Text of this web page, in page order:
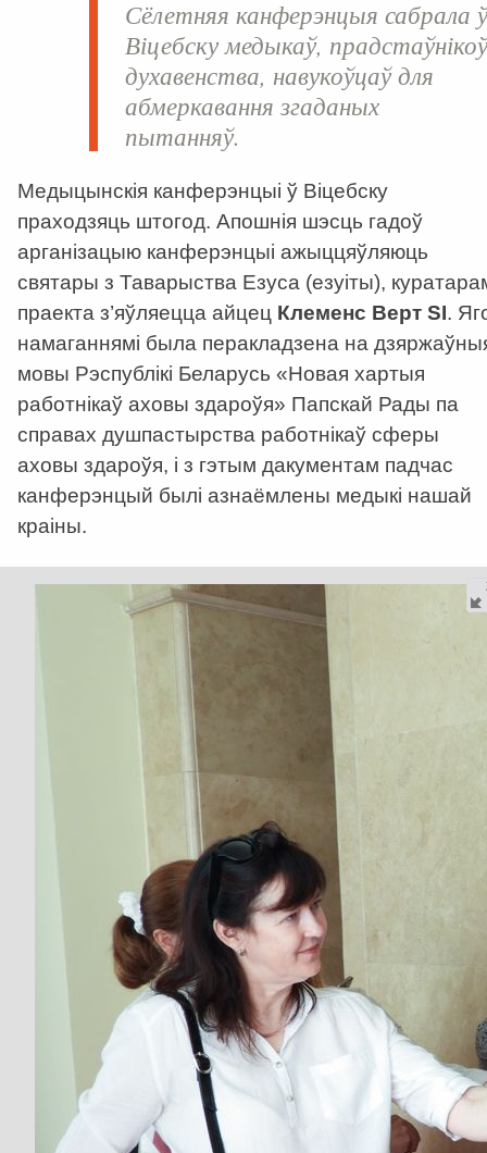
Сёлетняя канферэнцыя сабрала
Віцебску медыкаў,
духавенства, навукоўцаў для
абмеркавання згаданых
пытанняў.
Медыцынскія канферэнцыі ў Віцебску
праходзяць штогод. Апошнія шэсць гадоў
арганізацыю канферэнцыі ажыццяўляюць
святары з Таварыства Езуса (езуіты),
праекта з’яўляецца айцец Клеменс Верт SI.
намаганнямі была перакладзена на
мовы Рэспублікі Беларусь «Новая хартыя
работнікаў аховы здароўя» Папскай Рады па
справах душпастырства работнікаў сферы
аховы здароўя, і з гэтым дакументам падчас
канферэнцый былі азнаёмлены медыкі нашай
краіны.